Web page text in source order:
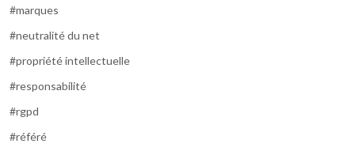
#marques
#neutralité du net
#propriété intellectuelle
#responsabilité
#rgpd
#référé